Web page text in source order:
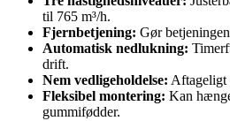
til 765 m³/h.
Fjernbetjening: Gør
Automatisk nedlukning:
drift.
Nem vedligeholdelse: Aftageligt
Fleksibel montering: Kan
gummifødder.